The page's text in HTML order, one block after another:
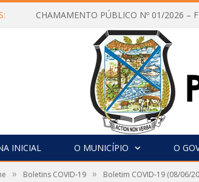
INICIAL O MUNICÍPIO O
» Boletins COVID-19 » Boletim COVID-19 (08/06/